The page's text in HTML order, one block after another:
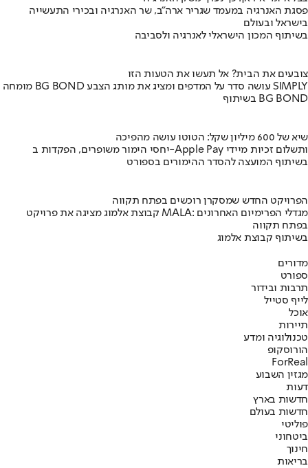
פסגת האנרגיה במעמד שגריר ארה"ב, שר האנרגיה ובכירי התעשייה
בישראל ובעולם
בשיתוף המכון הישראלי לאנרגיה ולסביבה
צובעים את הבית? אל תעשו את הטעות הזו
מומחה BG BOND עושה סדר על המדפים ומציג את מותג הצבע SIMPLY
בשיתוף BG BOND
שיא של 600 מיליון שקל: הטוטו עושה מהפיכה
יחסי הימור משופרים, הפקדות ב-Apple Pay ותשלום זכיות מיידי
בשיתוף המועצה להסדר ההימורים בספורט
הפרויקט החדש שמסקרן רוכשים בפתח תקווה
קבוצת אלמוג מציגה את פרויקט MALA: מגדלי הפרימיום האחרונים
בפתח תקווה
בשיתוף קבוצת אלמוג
מדורים
ספורט
תרבות ובידור
לייף סטייל
אוכל
תיירות
טכנולוגיה ומדע
הורוסקופ
ForReal
מגזין השבוע
דעות
חדשות בארץ
חדשות בעולם
פוליטי
ביטחוני
חינוך
בריאות